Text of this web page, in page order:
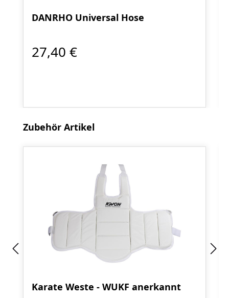
DANRHO Universal Hose
27,40 €
Produktgalerie überspringen
Zubehör Artikel
Karate Weste - WUKF anerkannt